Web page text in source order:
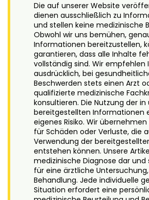
Die auf unserer Website
dienen ausschließlich zu
und stellen keine medizinische
Obwohl wir uns bemühen,
Informationen bereitzustellen,
garantieren, dass alle Inhalte
vollständig sind. Wir empfehlen
ausdrücklich, bei
Beschwerden stets einen Arzt
qualifizierte medizinische
konsultieren. Die Nutzung der in
bereitgestellten Informationen
eigenes Risiko. Wir
für Schäden oder Verluste, die
Verwendung der
entstehen können. Unsere
medizinische Diagnose dar und
für eine ärztliche
Behandlung. Jede individuelle
Situation erfordert eine